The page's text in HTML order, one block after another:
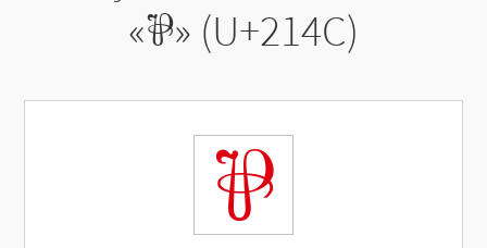
«⅌» (U+214C)
⅌